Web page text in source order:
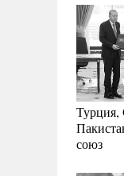
Турция,
союз